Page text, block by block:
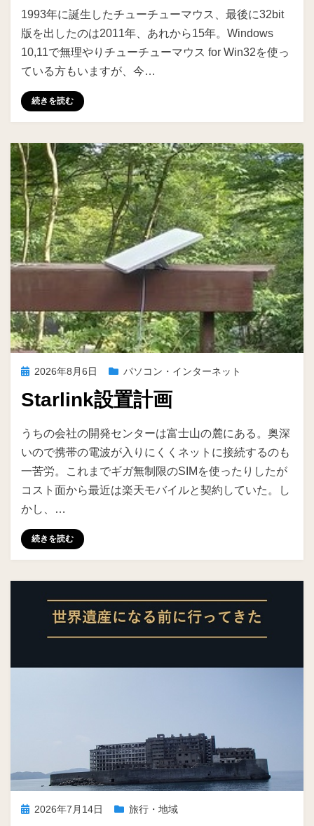
投稿者ike
1993年に誕生したチューチューマウス、最後に32bit
版を出したのは2011年、あれから15年。Windows
10,11で無理やりチューチューマウス for Win32を使っ
ている方もいますが、今…
続きを読む
投
日:
2026年8月6日 パソコン・インターネット
Starlink設置計画
投稿者ike
うちの会社の開発センターは富士山の麓にある。奥深
いので携帯の電波が入りにくくネットに接続するのも
一苦労。これまでギガ無制限のSIMを使ったりしたが
コスト面から最近は楽天モバイルと契約していた。し
かし、…
続きを読む
投 2026年7月14日 旅行・地域